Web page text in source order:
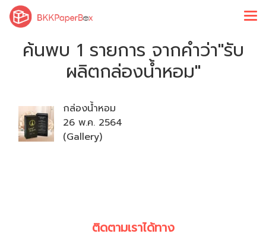
ค้นพบ 1 รายการ จากคำว่า"รับ
ผลิตกล่องน้ำหอม"
กล่องน้ำหอม
26 พ.ค. 2564
(Gallery)
ติดตามเราได้ทาง